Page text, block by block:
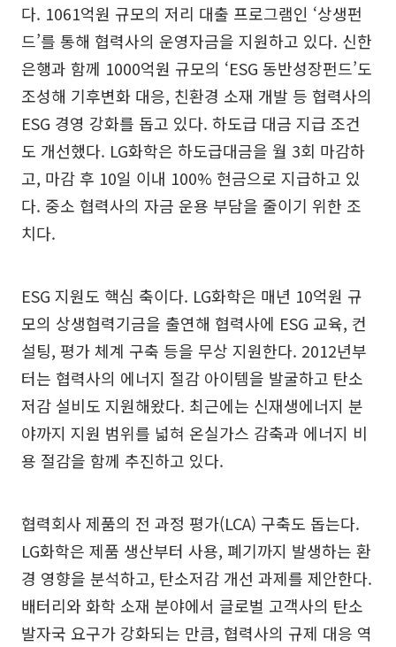
다. 1061억원 규모의 저리 대출 프로그램인 ‘상생펀
드’를 통해 협력사의 운영자금을 지원하고 있다. 신한
은행과 함께 1000억원 규모의 ‘ESG 동반성장펀드’도
조성해 기후변화 대응, 친환경 소재 개발 등 협력사의
ESG 경영 강화를 돕고 있다. 하도급 대금 지급 조건
도 개선했다. LG화학은 하도급대금을 월 3회 마감하
고, 마감 후 10일 이내 100% 현금으로 지급하고 있
다. 중소 협력사의 자금 운용 부담을 줄이기 위한 조
치다.
ESG 지원도 핵심 축이다. LG화학은 매년 10억원 규
모의 상생협력기금을 출연해 협력사에 ESG 교육, 컨
설팅, 평가 체계 구축 등을 무상 지원한다. 2012년부
터는 협력사의 에너지 절감 아이템을 발굴하고 탄소
저감 설비도 지원해왔다. 최근에는 신재생에너지 분
야까지 지원 범위를 넓혀 온실가스 감축과 에너지 비
용 절감을 함께 추진하고 있다.
협력회사 제품의 전 과정 평가(LCA) 구축도 돕는다.
LG화학은 제품 생산부터 사용, 폐기까지 발생하는 환
경 영향을 분석하고, 탄소저감 개선 과제를 제안한다.
배터리와 화학 소재 분야에서 글로벌 고객사의 탄소
발자국 요구가 강화되는 만큼, 협력사의 규제 대응 역